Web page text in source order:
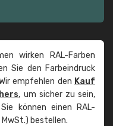
wirken RAL-Farben
Sie den Farbeindruck
empfehlen den Kauf
, um sicher zu sein,
können einen RAL-
bestellen.